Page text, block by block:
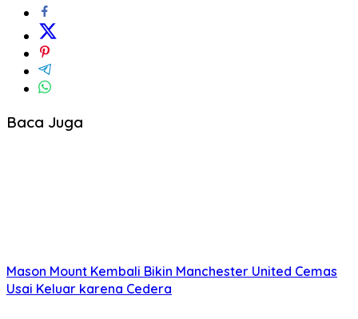
Baca Juga
Mason Mount Kembali Bikin Manchester United Cemas
Usai Keluar karena Cedera